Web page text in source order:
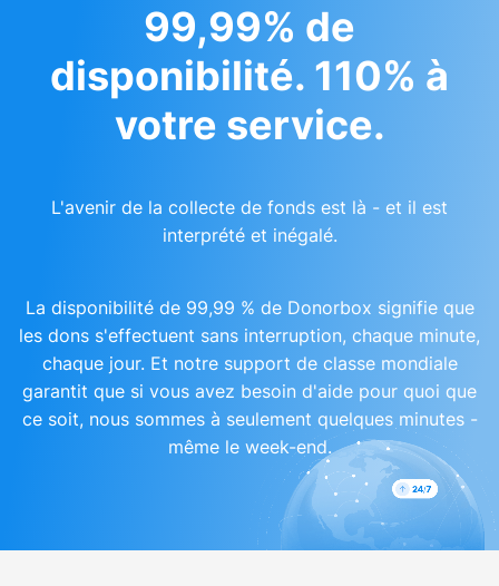
99,99% de
disponibilité. 110% à
votre service.
L'avenir de la collecte de fonds est là - et il est
interprété et inégalé.
La disponibilité de 99,99 % de Donorbox signifie que
les dons s'effectuent sans interruption, chaque minute,
chaque jour. Et notre support de classe mondiale
garantit que si vous avez besoin d'aide pour quoi que
ce soit, nous sommes à seulement quelques minutes -
même le week-end.